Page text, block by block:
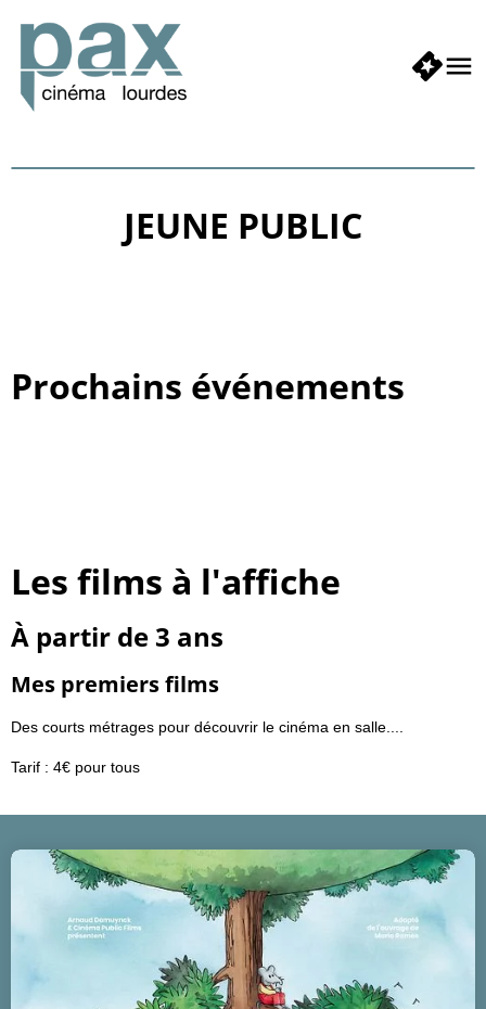
JEUNE PUBLIC
Prochains événements
Les films à l'affiche
À partir de 3 ans
Mes premiers films
Des courts métrages pour découvrir le cinéma en salle....
Tarif : 4€ pour tous